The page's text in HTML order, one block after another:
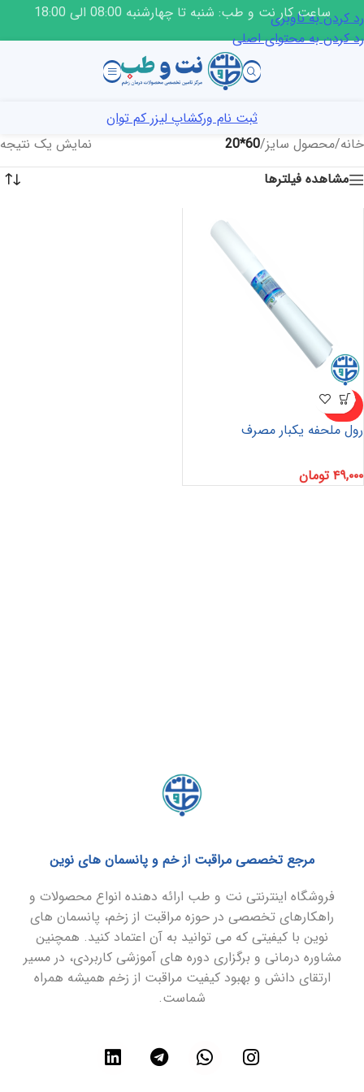
رد کردن به ناوبری
رد کردن به محتوای اصلی
ساعت کار نت و طب: شنبه تا چهارشنبه 08:00 الی 18:00
ثبت نام ورکشاپ لیزر کم توان
خانه/محصول سایز/
60*20
نمایش یک نتیجه
مشاهده فیلترها
ناموجو
د
رول ملحفه یکبار مصرف
۴۹,۰۰۰ تومان
مرجع تخصصی مراقبت از خم و پانسمان های نوین
فروشگاه اینترنتی نت و طب ارائه دهنده انواع محصولات و
راهکارهای تخصصی در حوزه مراقبت از زخم، پانسمان های
نوین با کیفیتی که می توانید به آن اعتماد کنید. همچنین
مشاوره درمانی و برگزاری دوره های آموزشی کاربردی، در مسیر
ارتقای دانش و بهبود کیفیت مراقبت از زخم همیشه همراه
شماست.